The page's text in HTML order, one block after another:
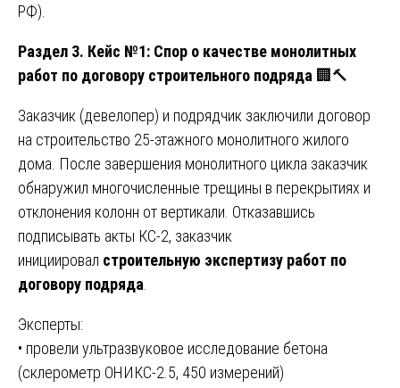
РФ).
Раздел 3. Кейс №1: Спор о качестве монолитных
работ по договору строительного подряда 🏢🔨
Заказчик (девелопер) и подрядчик заключили договор
на строительство 25-этажного монолитного жилого
дома. После завершения монолитного цикла заказчик
обнаружил многочисленные трещины в перекрытиях и
отклонения колонн от вертикали. Отказавшись
подписывать акты КС-2, заказчик
инициировал строительную экспертизу работ по
договору подряда
Эксперты:
• провели ультразвуковое исследование бетона
(склерометр ОНИКС-2.5, 450 измерений)